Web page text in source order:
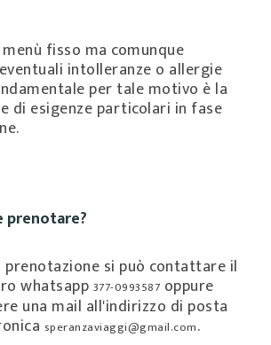
fisso ma comunque
intolleranze o allergie
per tale motivo è la
di esigenze particolari in fase
prenotare?
prenotazione si può contattare il
whatsapp 377-0993587 oppure
una mail all'indirizzo di posta
speranzaviaggi@gmail.com.